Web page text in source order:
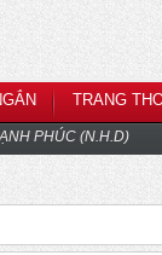
TRANG
PHÚC (N.H.D)